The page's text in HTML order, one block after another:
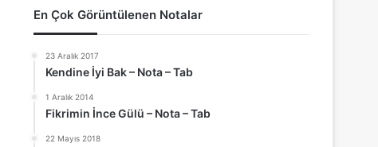
En Çok Görüntülenen Notalar
23 Aralık 2017
Kendine İyi Bak – Nota – Tab
1 Aralık 2014
Fikrimin İnce Gülü – Nota – Tab
22 Mayıs 2018